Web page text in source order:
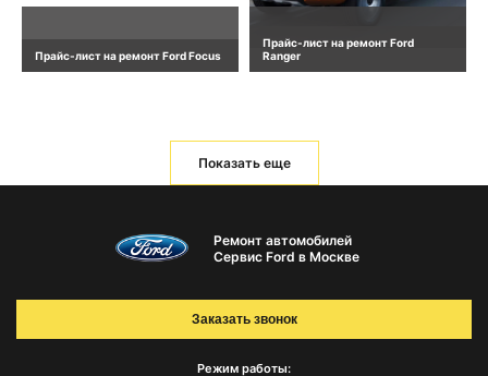
Прайс-лист на ремонт Ford Focus
Прайс-лист на ремонт Ford
Ranger
Показать еще
Ремонт автомобилей
Сервис Ford в Москве
Режим работы:
Заказать звонок